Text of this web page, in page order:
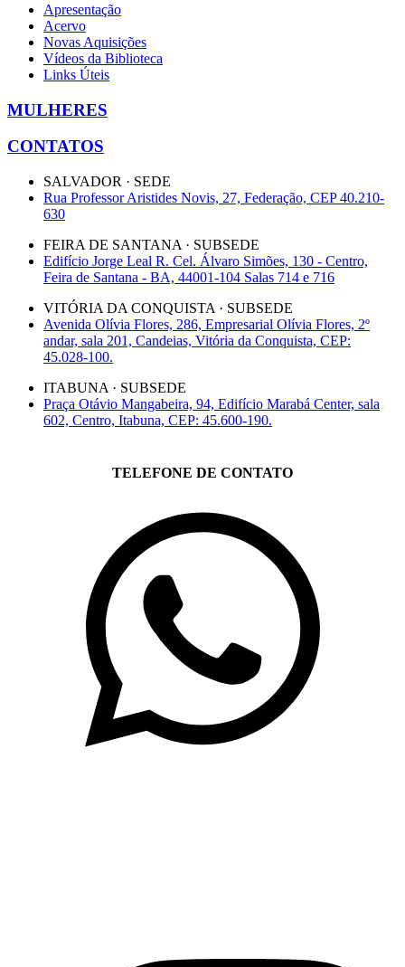
Apresentação
Acervo
Novas Aquisições
Vídeos da Biblioteca
Links Úteis
MULHERES
CONTATOS
SALVADOR · SEDE
Rua Professor Aristides Novis, 27, Federação, CEP 40.210-
630
FEIRA DE SANTANA · SUBSEDE
Edifício Jorge Leal R. Cel. Álvaro Simões, 130 - Centro,
Feira de Santana - BA, 44001-104 Salas 714 e 716
VITÓRIA DA CONQUISTA · SUBSEDE
Avenida Olívia Flores, 286, Empresarial Olívia Flores, 2º
andar, sala 201, Candeias, Vitória da Conquista, CEP:
45.028-100.
ITABUNA · SUBSEDE
Praça Otávio Mangabeira, 94, Edifício Marabá Center, sala
602, Centro, Itabuna, CEP: 45.600-190.
TELEFONE DE CONTATO